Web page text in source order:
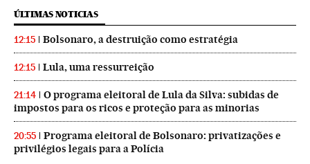
ÚLTIMAS NOTICIAS
12:15 Bolsonaro, a destruição como estratégia
12:15 Lula, uma ressurreição
21:14
O programa eleitoral de Lula da Silva: subidas de
impostos para os ricos e proteção para as minorias
20:55
Programa eleitoral de Bolsonaro: privatizações e
privilégios legais para a Polícia